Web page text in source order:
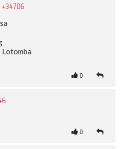
+34706
Lotomba
0
0